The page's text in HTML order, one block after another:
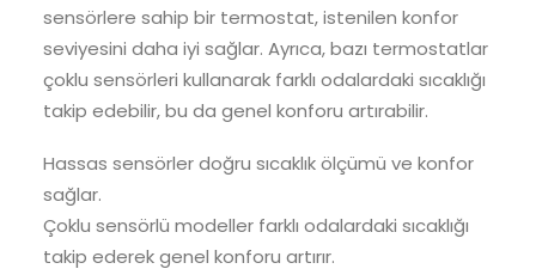
sensörlere sahip bir termostat, istenilen konfor
seviyesini daha iyi sağlar. Ayrıca, bazı termostatlar
çoklu sensörleri kullanarak farklı odalardaki sıcaklığı
takip edebilir, bu da genel konforu artırabilir.
Hassas sensörler doğru sıcaklık ölçümü ve konfor
sağlar.
Çoklu sensörlü modeller farklı odalardaki sıcaklığı
takip ederek genel konforu artırır.